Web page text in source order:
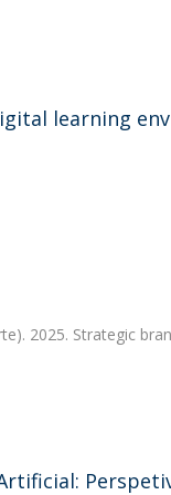
learning
2025. Strategic